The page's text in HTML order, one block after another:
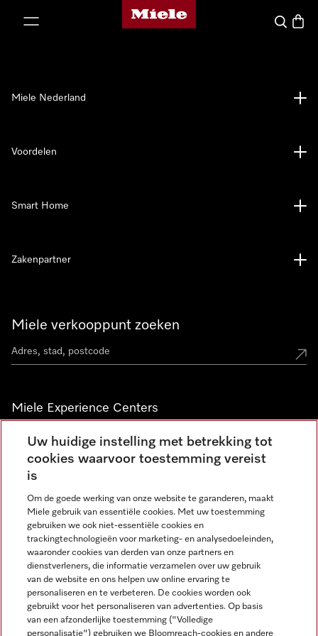
Homepage van Miele
Wat zoek
Miele verkooppunt zoeken
Miele Experience Centers
Vind jouw Miele Experience Center
Nieuwsbrief
Miele Nederland
Voordelen
Smart Home
Zakenpartner
Miele op Instagram
Miele op Facebook
Miele op Youtube
Uw huidige instelling met betrekking tot
cookies waarvoor toestemming vereist
is
Om de goede werking van onze website te garanderen, maakt
Miele gebruik van essentiële cookies. Met uw toestemming
gebruiken we ook niet-essentiële cookies en
trackingtechnologieën voor marketing- en analysedoeleinden,
waaronder cookies van derden van onze partners en
dienstverleners, die informatie verzamelen over uw gebruik
van de website en ons helpen uw online ervaring te
personaliseren en te verbeteren. De cookies worden ook
gebruikt voor het personaliseren van advertenties. Op basis
van een afzonderlijke toestemming ("Volledige
personalisatie") gebruiken we Bloomreach-cookies en andere